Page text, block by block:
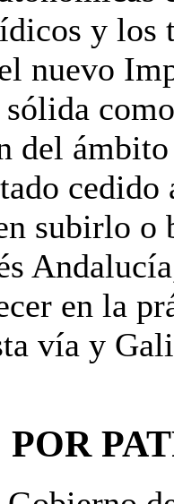
y los
nuevo
del
cedido
subirlo
en la
vía y